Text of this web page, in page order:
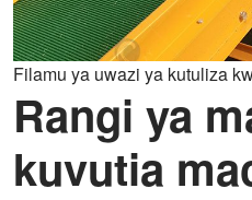
Filamu ya uwazi ya kutuliza
Rangi ya
kuvutia